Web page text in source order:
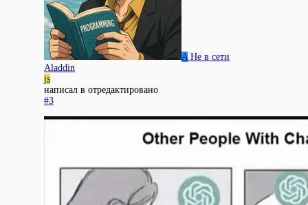
A Не в сети
Aladdin
js
написал в отредактировано
#3